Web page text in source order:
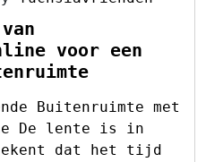
voor een
Buitenruimte met
De lente is in
dat het tijd